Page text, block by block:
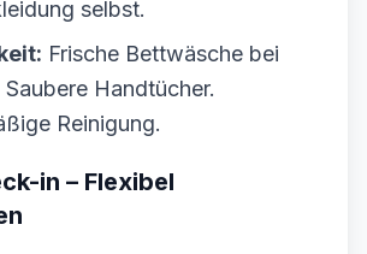
selbst.
Frische Bettwäsche bei
Saubere Handtücher.
Reinigung.
in – Flexibel